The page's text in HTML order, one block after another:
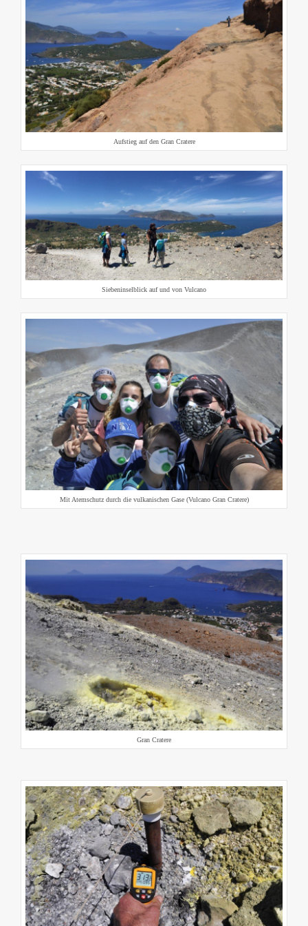
Aufstieg auf den Gran Cratere
Siebeninselblick auf und von Vulcano
Mit Atemschutz durch die vulkanischen Gase (Vulcano Gran Cratere)
Gran Cratere